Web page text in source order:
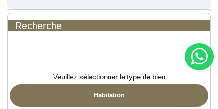
Recherche
Veuillez sélectionner le type de bien
Habitation